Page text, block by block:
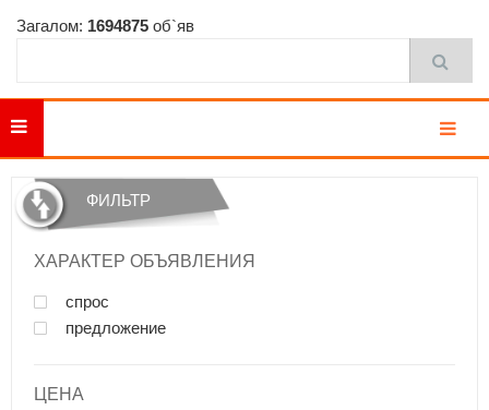
Загалом: 1694875 об`яв
ФИЛЬТР
ХАРАКТЕР ОБЪЯВЛЕНИЯ
спрос
предложение
ЦЕНА